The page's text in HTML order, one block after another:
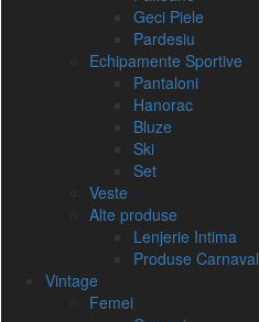
Geci Piele
Pardesiu
Echipamente Sportive
Pantaloni
Hanorac
Bluze
Ski
Set
Veste
Alte produse
Lenjerie Intima
Produse Carnaval
Vintage
Femei